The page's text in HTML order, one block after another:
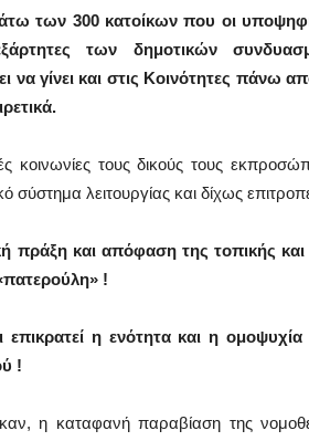
των 300 κατοίκων που οι
των δημοτικών
να γίνει και στις Κοινότητες πάνω
κοινωνίες τους δικούς τους
σύστημα λειτουργίας και δίχως
πράξη και απόφαση της τοπικής
!
επικρατεί η ενότητα και η
!
η καταφανή παραβίαση της